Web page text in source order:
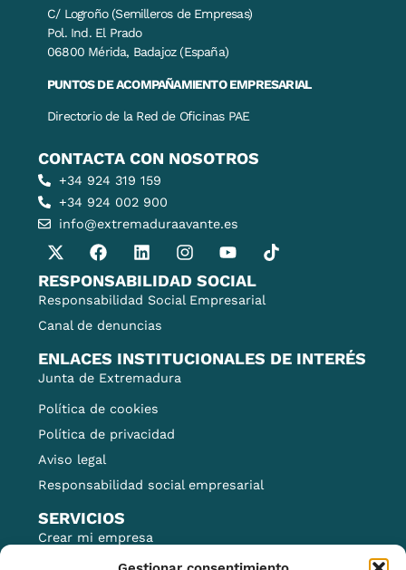
C/ Logroño (Semilleros de Empresas)
Pol. Ind. El Prado
06800 Mérida, Badajoz (España)
PUNTOS DE ACOMPAÑAMIENTO EMPRESARIAL
Directorio de la Red de Oficinas PAE
CONTACTA CON NOSOTROS
+34 924 319 159
+34 924 002 900
info@extremaduraavante.es
RESPONSABILIDAD SOCIAL
Responsabilidad Social Empresarial
Canal de denuncias
ENLACES INSTITUCIONALES DE INTERÉS
Junta de Extremadura
Política de cookies
Política de privacidad
Aviso legal
Responsabilidad social empresarial
SERVICIOS
Crear mi empresa